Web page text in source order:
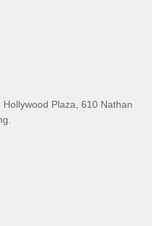
Plaza, 610 Nathan